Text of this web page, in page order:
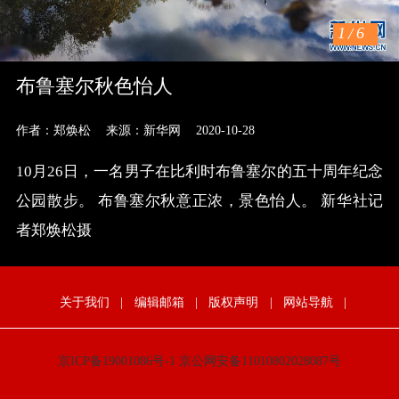
1 /6
布鲁塞尔秋色怡人
作者：郑焕松 来源：新华网 2020-10-28
10月26日，一名男子在比利时布鲁塞尔的五十周年纪念
公园散步。 布鲁塞尔秋意正浓，景色怡人。 新华社记
者郑焕松摄
关于我们 | 编辑邮箱 | 版权声明 | 网站导航 |
京ICP备19001086号-1 京公网安备11010802028087号